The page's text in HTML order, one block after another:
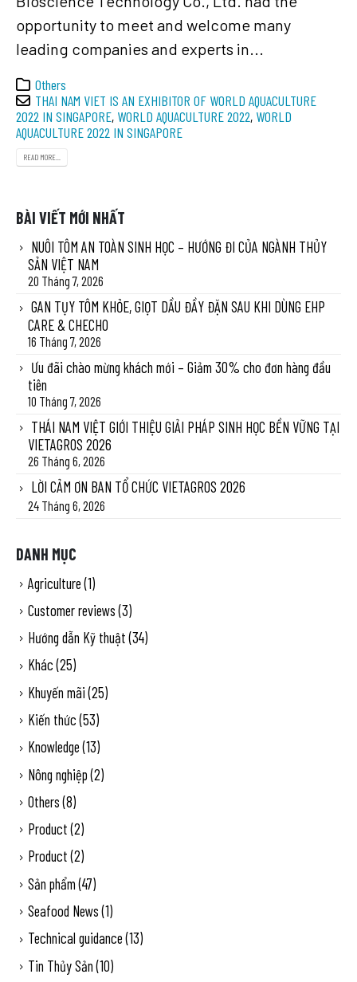
opportunity to meet and welcome many
leading companies and experts in...
Others
THAI NAM VIET IS AN EXHIBITOR OF WORLD AQUACULTURE
2022 IN SINGAPORE, WORLD AQUACULTURE 2022, WORLD
AQUACULTURE 2022 IN SINGAPORE
READ MORE...
BÀI VIẾT MỚI NHẤT
NUÔI TÔM AN TOÀN SINH HỌC – HƯỚNG ĐI CỦA NGÀNH THỦY
SẢN VIỆT NAM
20 Tháng 7, 2026
GAN TỤY TÔM KHỎE, GIỌT DẦU ĐẦY ĐẶN SAU KHI DÙNG EHP
CARE & CHECHO
16 Tháng 7, 2026
Ưu đãi chào mừng khách mới – Giảm 30% cho đơn hàng đầu
tiên
10 Tháng 7, 2026
THÁI NAM VIỆT GIỚI THIỆU GIẢI PHÁP SINH HỌC BỀN VỮNG TẠI
VIETAGROS 2026
26 Tháng 6, 2026
LỜI CẢM ƠN BAN TỔ CHỨC VIETAGROS 2026
24 Tháng 6, 2026
DANH MỤC
Agriculture(1)
Customer reviews(3)
Hướng dẫn Kỹ thuật(34)
Khác(25)
Khuyến mãi(25)
Kiến thức(53)
Knowledge(13)
Nông nghiệp(2)
Others(8)
Product(2)
Product(2)
Sản phẩm(47)
Seafood News(1)
Technical guidance(13)
Tin Thủy Sản(10)